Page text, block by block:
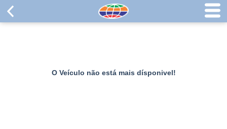
O Veículo não está mais dísponivel!